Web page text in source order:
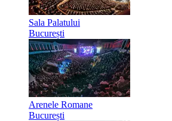
Sala Palatului
București
Arenele Romane
București